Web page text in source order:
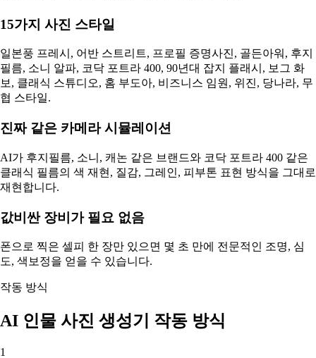
15가지 사진 스타일
일본풍 프레시, 어반 스트리트, 프로필 증명사진, 골든아워, 후지
필름, 소니 알파, 코닥 포트라 400, 90년대 잡지 플래시, 보그 화
보, 클래식 스튜디오, 홈 부도아, 비즈니스 임원, 위진, 당나라, 무
협 스타일.
진짜 같은 카메라 시뮬레이션
AI가 후지필름, 소니, 캐논 같은 브랜드와 코닥 포트라 400 같은
클래식 필름의 색 재현, 질감, 그레인, 피부톤 표현 방식을 그대로
재현합니다.
값비싼 장비가 필요 없음
폰으로 찍은 셀피 한 장만 있으면 몇 초 만에 전문적인 조명, 심
도, 색보정을 얻을 수 있습니다.
작동 방식
AI 인물 사진 생성기 작동 방식
1